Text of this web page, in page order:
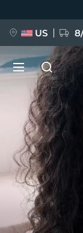
US
新品
FAQ™ Pure
BREAKING
語言
English
Français
Polski